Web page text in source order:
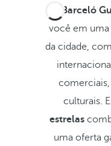
O Barceló
você em uma
da cidade,
comerciais,
culturais.
estrelas
uma oferta